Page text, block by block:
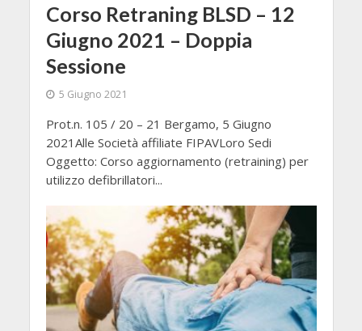
Corso Retraning BLSD – 12
Giugno 2021 – Doppia
Sessione
5 Giugno 2021
Prot.n. 105 / 20 – 21 Bergamo, 5 Giugno
2021Alle Società affiliate FIPAVLoro Sedi
Oggetto: Corso aggiornamento (retraining) per
utilizzo defibrillatori...